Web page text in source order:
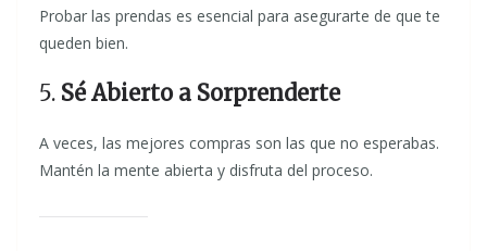
Probar las prendas es esencial para asegurarte de que te
queden bien.
5. Sé Abierto a Sorprenderte
A veces, las mejores compras son las que no esperabas.
Mantén la mente abierta y disfruta del proceso.